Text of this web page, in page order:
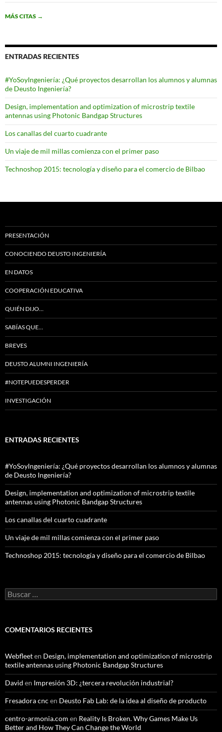
MÁS CITAS →
ENTRADAS RECIENTES
#YoSoyIngeniería: ¿Qué proyectos desarrollan los alumnos y alumnas
de Deusto Ingeniería?
Design, implementation and optimization of microstrip textile
antennas using Photonic Bandgap Structures
Los canallas del cuarto cuadrante
Un viaje de mil millas comienza con el primer paso
Technoshop 2015: tecnología y diseño para el comercio de Bilbao
PRESENTACIÓN
CONOCIENDO DEUSTO INGENIERÍA
EN DATOS
COOPERACIÓN EDUCATIVA
QUIÉN DIJO…
SABÍAS QUE…
BREVES
DEUSTO ALUMNI INGENIERÍA
#NOTEPUEDESPERDER
INVESTIGACIÓN
ENTRADAS RECIENTES
#YoSoyIngeniería: ¿Qué proyectos desarrollan los alumnos y alumnas
de Deusto Ingeniería?
Design, implementation and optimization of microstrip textile
antennas using Photonic Bandgap Structures
Los canallas del cuarto cuadrante
Un viaje de mil millas comienza con el primer paso
Technoshop 2015: tecnología y diseño para el comercio de Bilbao
Buscar:
COMENTARIOS RECIENTES
Webfleeten Design, implementation and optimization of microstrip
textile antennas using Photonic Bandgap Structures
David en Impresión 3D: ¿tercera revolución industrial?
Fresadora cnc en Deusto Fab Lab: de la idea al diseño de producto
centro-armonia.com en Reality Is Broken. Why Games Make Us
Better and How They Can Change the World